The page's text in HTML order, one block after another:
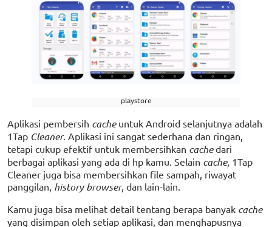
playstore
Aplikasi pembersih cache untuk Android selanjutnya adalah
1Tap Cleaner. Aplikasi ini sangat sederhana dan ringan,
tetapi cukup efektif untuk membersihkan cachedari
berbagai aplikasi yang ada di hp kamu. Selain cache, 1Tap
Cleaner juga bisa membersihkan file sampah, riwayat
panggilan, history browser, dan lain-lain.
Kamu juga bisa melihat detail tentang berapa banyak cache
yang disimpan oleh setiap aplikasi, dan menghapusnya